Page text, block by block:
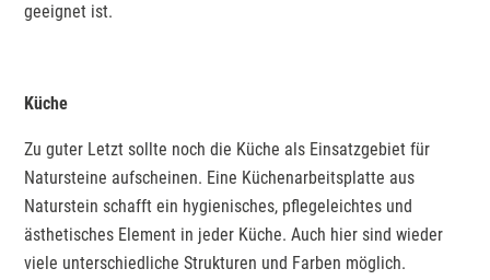
geeignet ist.
Küche
Zu guter Letzt sollte noch die Küche als Einsatzgebiet für
Natursteine aufscheinen. Eine Küchenarbeitsplatte aus
Naturstein schafft ein hygienisches, pflegeleichtes und
ästhetisches Element in jeder Küche. Auch hier sind wieder
viele unterschiedliche Strukturen und Farben möglich.